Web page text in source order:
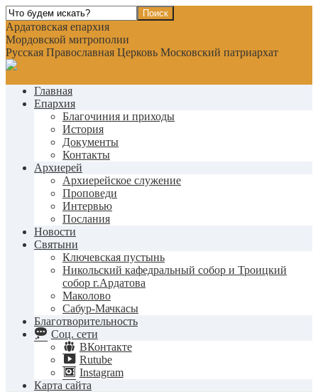
Ардатовская епархия
Мордовской митрополии
Русская Православная Церковь Московский патриархат
Главная
Епархия
Благочиния и приходы
История
Документы
Контакты
Архиерей
Архиерейское служение
Проповеди
Интервью
Послания
Новости
Святыни
Ключевская пустынь
Никольский кафедральный собор и Троицкий
собор г.Ардатова
Маколово
Сабур-Мачкасы
Благотворительность
Соц. сети
ВКонтакте
Rutube
Instagram
Карта сайта